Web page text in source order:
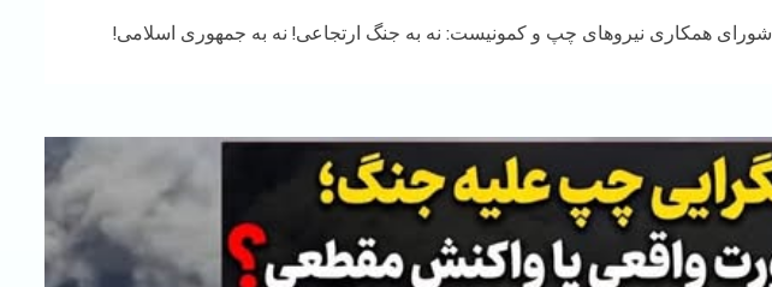
شورای همکاری نیروهای چپ و کمونیست: نه به جنگ ارتجاعی! نه به جمهوری اسلامی!